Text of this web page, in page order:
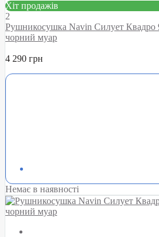
Хіт продажів
2
Рушникосушка Navin Силует Квадро
чорний муар
4 290 грн
Немає в наявності